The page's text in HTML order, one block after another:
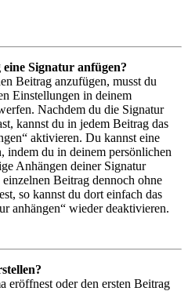
Signatur anfügen?
Beitrag anzufügen, musst du
Einstellungen in deinem
Nachdem du die Signatur
kannst du in jedem Beitrag das
aktivieren. Du kannst eine
indem du in deinem persönlichen
Anhängen deiner Signatur
Beitrag dennoch ohne
so kannst du dort einfach das
anhängen“ wieder deaktivieren.
eröffnest oder den ersten Beitrag